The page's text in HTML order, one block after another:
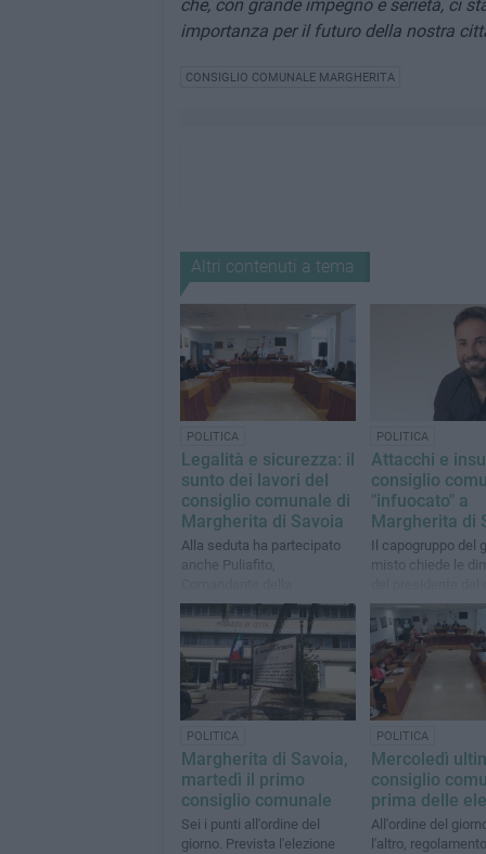
che, con grande impegno e serietà, ci
importanza per il futuro della nostra
CONSIGLIO COMUNALE MARGHERITA
Altri contenuti a tema
POLITICA
Legalità e sicurezza: il
sunto dei lavori del
consiglio comunale di
Margherita di Savoia
Alla seduta ha partecipato
anche Puliafito,
Compagnia dei Carabinieri di
Barletta
POLITICA
Attacchi e
consiglio
"infuocato" a
Margherita di
Il capogruppo del
misto chiede le
Diella e
Muoio
POLITICA
Margherita di Savoia,
martedì il primo
consiglio comunale
Sei i punti all'ordine del
giorno. Prevista l'elezione
POLITICA
Mercoledì
consiglio
prima delle
All'ordine del
l'altro,